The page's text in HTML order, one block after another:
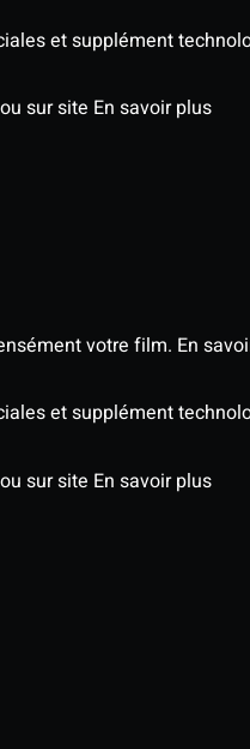
et supplément
sur site En savoir plus
votre film. En
et supplément
sur site En savoir plus